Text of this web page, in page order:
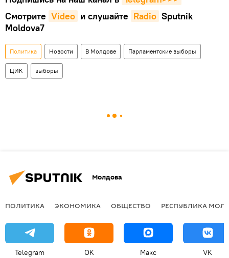
Смотрите Video и слушайте Radio Sputnik
Moldova7
Политика Новости В Молдове Парламентские выборы
ЦИК выборы
Молдова
ПОЛИТИКА ЭКОНОМИКА ОБЩЕСТВО РЕСПУБЛИКА
Telegram OK Макс VK